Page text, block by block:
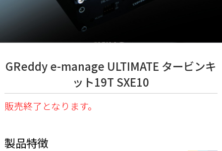
GReddy e-manage ULTIMATE タービンキ
ット19T SXE10
販売終了となります。
製品特徴